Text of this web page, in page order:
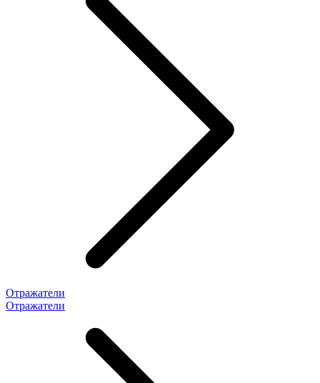
Отражатели
Отражатели